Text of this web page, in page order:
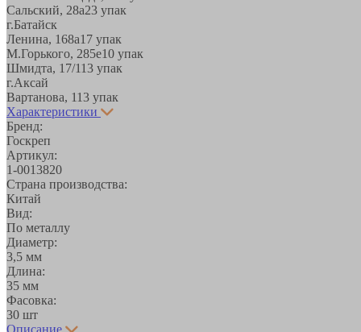
Сальский, 28a23 упак
г.Батайск
Ленина, 168а17 упак
М.Горького, 285е10 упак
Шмидта, 17/113 упак
г.Аксай
Вартанова, 113 упак
Характеристики
Бренд:
Госкреп
Артикул:
1-0013820
Страна производства:
Китай
Вид:
По металлу
Диаметр:
3,5 мм
Длина:
35 мм
Фасовка:
30 шт
Описание